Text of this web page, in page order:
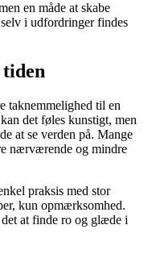
en måde at skabe
i udfordringer findes
tiden
taknemmelighed til en
det føles kunstigt, men
at se verden på. Mange
nærværende og mindre
praksis med stor
kun opmærksomhed.
at finde ro og glæde i